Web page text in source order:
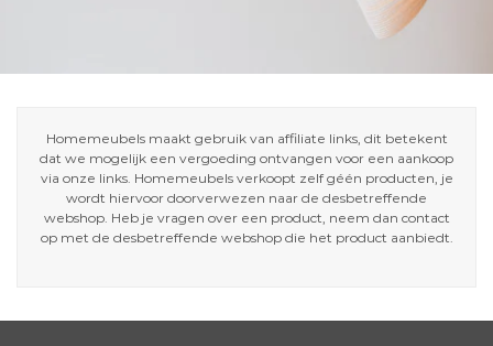
Homemeubels maakt gebruik van affiliate links, dit betekent
dat we mogelijk een vergoeding ontvangen voor een aankoop
via onze links. Homemeubels verkoopt zelf géén producten, je
wordt hiervoor doorverwezen naar de desbetreffende
webshop. Heb je vragen over een product, neem dan contact
op met de desbetreffende webshop die het product aanbiedt.